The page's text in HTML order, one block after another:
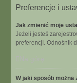
Preferencje i
Jak zmienić moje
Jeżeli jesteś
preferencji. Odnośnik
W jaki sposób